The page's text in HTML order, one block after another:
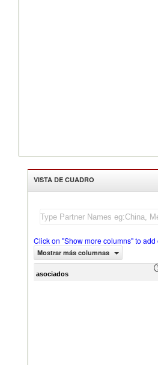
VISTA DE CUADRO
Click on "Show more columns" to
Mostrar más columnas
asociados